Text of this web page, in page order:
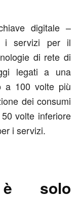
digitale –
i servizi per il
di rete di
legati a una
a 100 volte più
dei consumi
volte inferiore
i servizi.
solo